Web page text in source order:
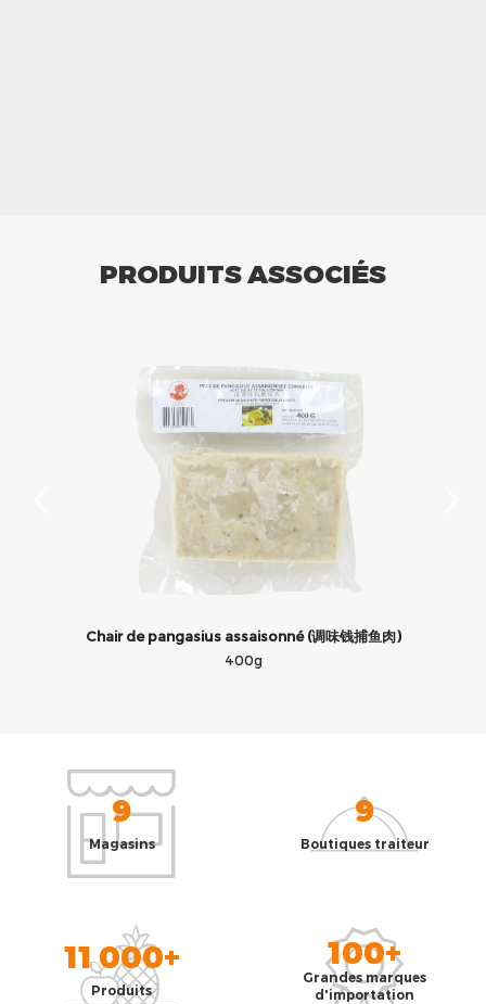
PRODUITS ASSOCIÉS
Chair de pangasius assaisonné (调味钱捕鱼肉)
400g
9
Magasins
9
Boutiques traiteur
11 000+
Produits
100+
Grandes marques
d'importation